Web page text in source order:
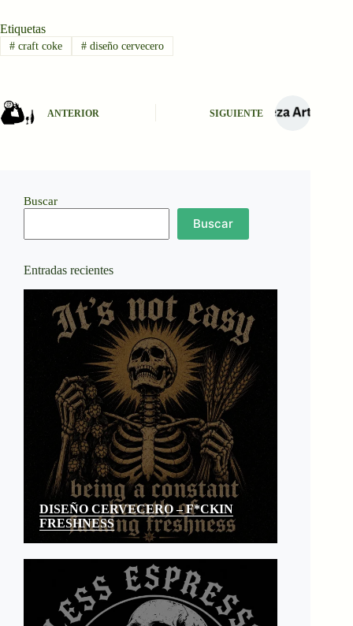
Etiquetas
#craft coke #diseño cervecero
ANTERIOR SIGUIENTE
Buscar
Buscar
Entradas recientes
DISEÑO CERVECERO – F*CKIN
FRESHNESS